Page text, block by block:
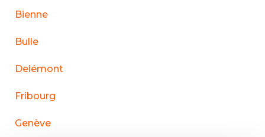
Bienne
Bulle
Delémont
Fribourg
Genève